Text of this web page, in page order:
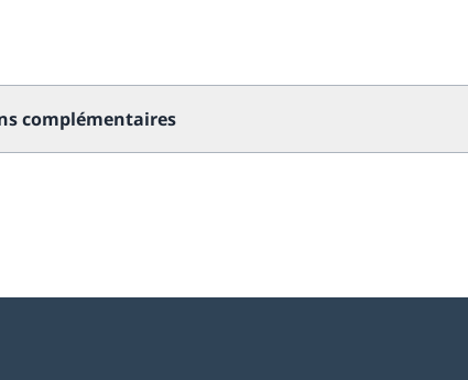
complémentaires